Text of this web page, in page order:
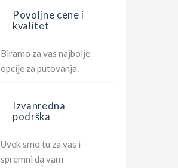
Povoljne cene i
kvalitet
Biramo za vas najbolje
opcije za putovanja.
Izvanredna
podrška
Uvek smo tu za vas i
spremni da vam